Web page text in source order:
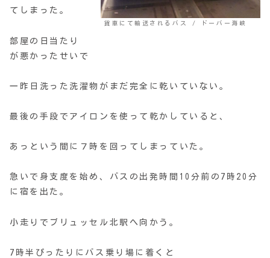
貨車にて輸送されるバス / ドーバー海峡
てしまった。
部屋の日当たり
が悪かったせいで
一昨日洗った洗濯物がまだ完全に乾いていない。
最後の手段でアイロンを使って乾かしていると、
あっという間に７時を回ってしまっていた。
急いで身支度を始め、バスの出発時間10分前の7時20分
に宿を出た。
小走りでブリュッセル北駅へ向かう。
7時半ぴったりにバス乗り場に着くと